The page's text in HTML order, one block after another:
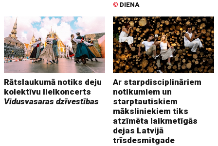
© DIENA
Rātslaukumā notiks deju
kolektīvu lielkoncerts
Vidusvasaras dzīvestības
Ar starpdisciplināriem
notikumiem un
starptautiskiem
māksliniekiem tiks
atzīmēta laikmetīgās
dejas Latvijā
trīsdesmitgade